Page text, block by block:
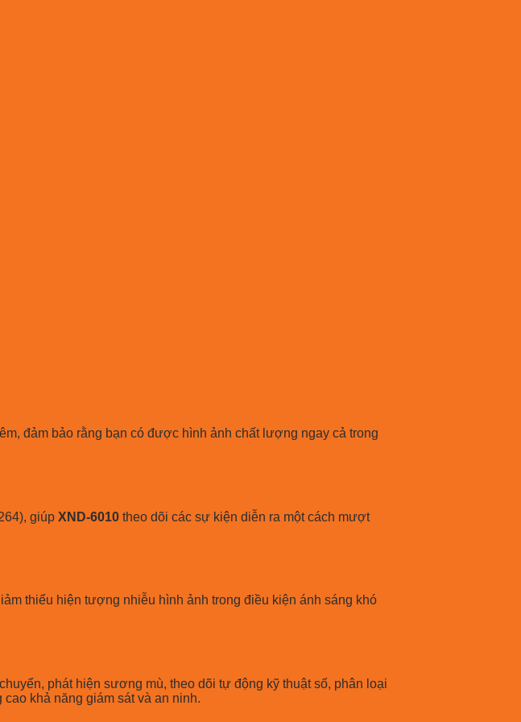
đảm bảo rằng bạn có được hình ảnh chất lượng ngay cả trong
giúp XND-6010 theo dõi các sự kiện diễn ra một cách mượt
thiểu hiện tượng nhiễu hình ảnh trong điều kiện ánh sáng khó
phát hiện sương mù, theo dõi tự động kỹ thuật số, phân loại
khả năng giám sát và an ninh.